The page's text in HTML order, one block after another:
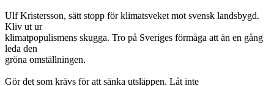
Ulf Kristersson, sätt stopp för klimatsveket mot svensk landsbygd.
Kliv ut ur
klimatpopulismens skugga. Tro på Sveriges förmåga att än en gång
leda den
gröna omställningen.
Gör det som krävs för att sänka utsläppen. Låt inte